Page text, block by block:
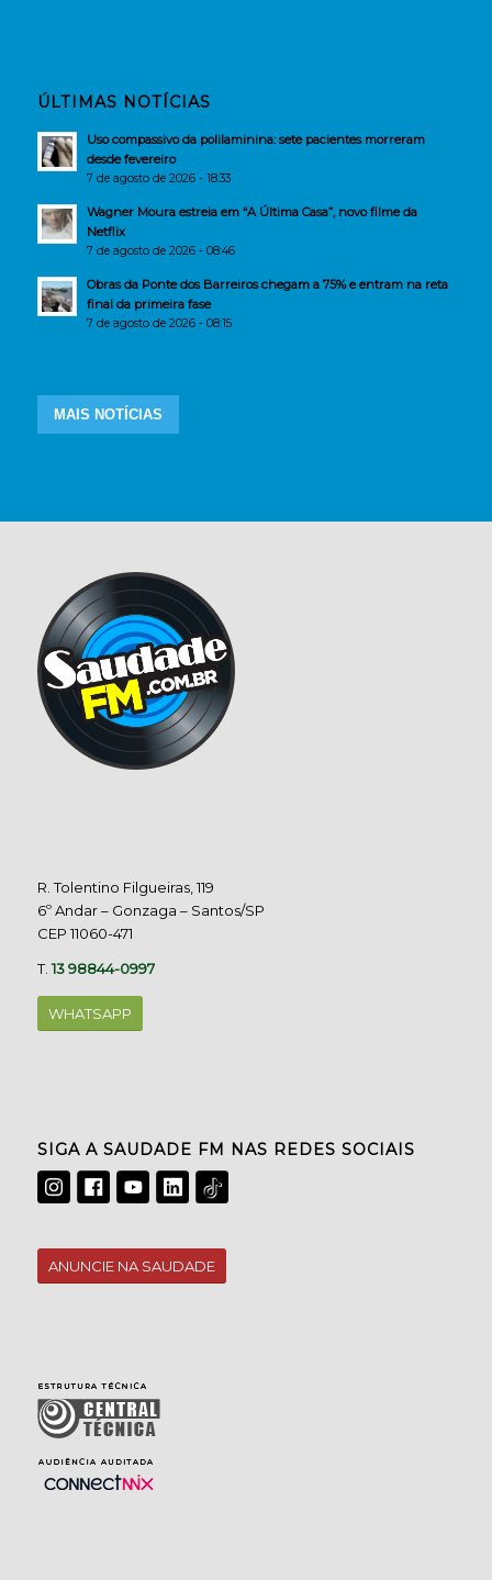
ÚLTIMAS NOTÍCIAS
Uso compassivo da polilaminina: sete pacientes morreram
desde fevereiro
7 de agosto de 2026 - 18:33
Wagner Moura estreia em “A Última Casa”, novo filme da
Netflix
7 de agosto de 2026 - 08:46
Obras da Ponte dos Barreiros chegam a 75% e entram na reta
final da primeira fase
7 de agosto de 2026 - 08:15
MAIS NOTÍCIAS
R. Tolentino Filgueiras, 119
6º Andar – Gonzaga – Santos/SP
CEP 11060-471
T.13 98844-0997
WHATSAPP
SIGA A SAUDADE FM NAS REDES SOCIAIS
ANUNCIE NA SAUDADE